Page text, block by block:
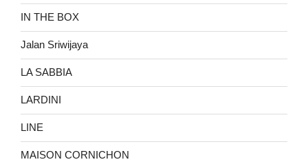
IN THE BOX
Jalan Sriwijaya
LA SABBIA
LARDINI
LINE
MAISON CORNICHON